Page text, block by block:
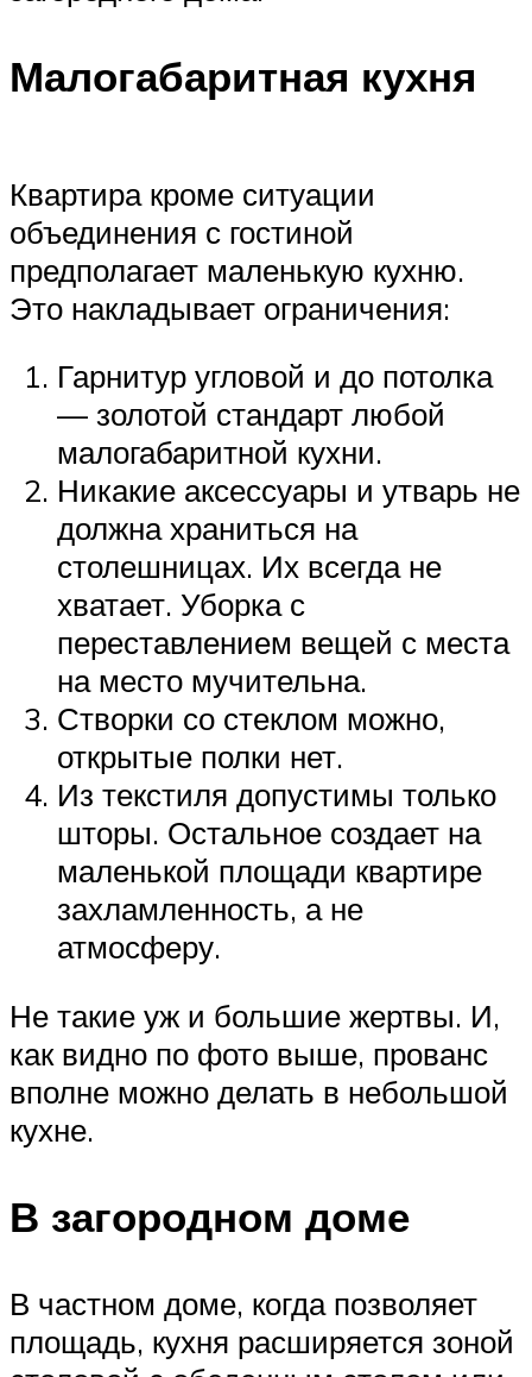
Малогабаритная кухня
Квартира кроме ситуации
объединения с гостиной
предполагает маленькую кухню.
Это накладывает ограничения:
Гарнитур угловой и до потолка
— золотой стандарт любой
малогабаритной кухни.
Никакие аксессуары и утварь не
должна храниться на
столешницах. Их всегда не
хватает. Уборка с
переставлением вещей с места
на место мучительна.
Створки со стеклом можно,
открытые полки нет.
Из текстиля допустимы только
шторы. Остальное создает на
маленькой площади квартире
захламленность, а не
атмосферу.
Не такие уж и большие жертвы. И,
как видно по фото выше, прованс
вполне можно делать в небольшой
кухне.
В загородном доме
В частном доме, когда позволяет
площадь, кухня расширяется зоной